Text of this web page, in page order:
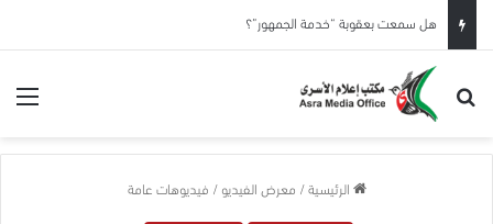
هل سمعت بعقوبة “خدمة الجمهور”؟
بحث عن
الرئيسية/ معرض الفيديو / فيديوهات عامة